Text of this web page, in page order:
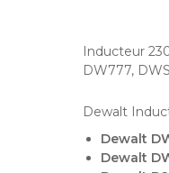
Inducteur
DW777,
Dewalt
Dewalt
Dewalt